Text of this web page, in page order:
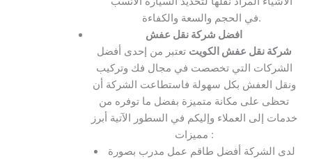
في الحجم والسعة والكفاءة.
افضل شركة نقل عفش
شركة نقل عفش الكويت تعتبر من إحدى أفضل
الشركات التي تخصصت في مجال فك وتركيب
ونقل العفش بكل سهولة فاستطاعت الشركة أن
تحظى على مكانة متميزة بفضل ما توفره من
خدمات إلى العملاء وإليكم في السطور الآتية أبرز
مميزات :
لدى الشركة أفضل طاقم عمل مدرب بصورة